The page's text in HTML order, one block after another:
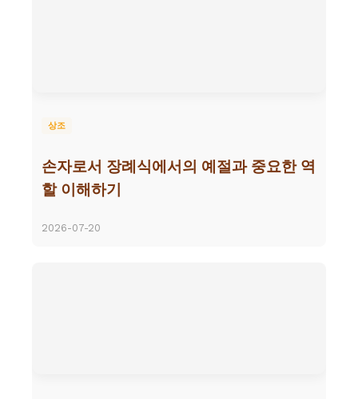
상조
손자로서 장례식에서의 예절과 중요한 역
할 이해하기
2026-07-20